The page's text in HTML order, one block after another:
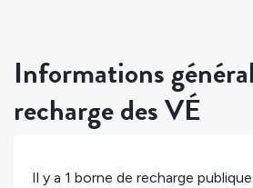
Informations
recharge des VÉ
Il y a 1 borne de recharge